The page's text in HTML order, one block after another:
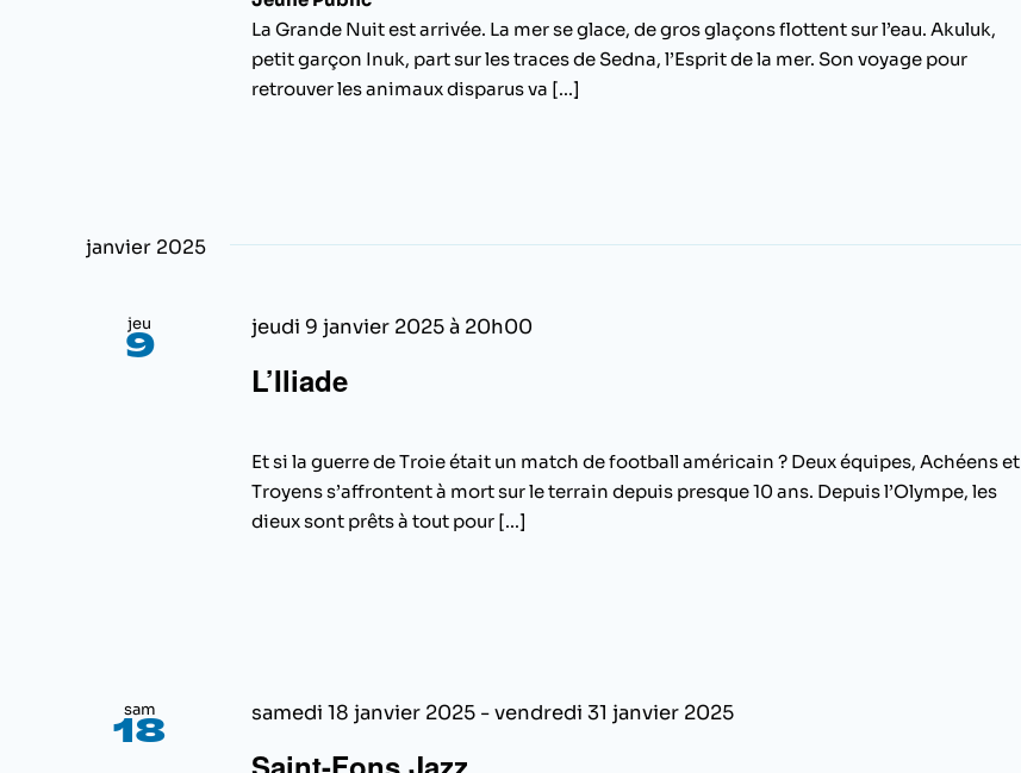
La Grande Nuit est arrivée. La mer se glace, de gros glaçons flottent sur l’eau. Akuluk,
petit garçon Inuk, part sur les traces de Sedna, l’Esprit de la mer. Son voyage pour
retrouver les animaux disparus va [...]
janvier 2025
jeu
9
L’Iliade
jeudi 9 janvier 2025 à 20h00
Et si la guerre de Troie était un match de football américain ? Deux équipes, Achéens et
Troyens s’affrontent à mort sur le terrain depuis presque 10 ans. Depuis l’Olympe, les
dieux sont prêts à tout pour [...]
sam
18 samedi 18 janvier 2025-vendredi 31 janvier 2025